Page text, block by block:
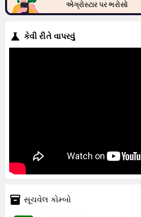
એગ્રોસ્ટાર પર ભરોસો
કેવી રીતે વાપરવું
સૂચવેલ કોમ્બો